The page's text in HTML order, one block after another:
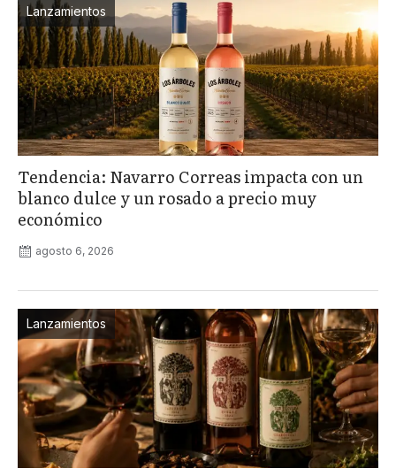
Lanzamientos
Tendencia: Navarro Correas impacta con un
blanco dulce y un rosado a precio muy
económico
agosto 6, 2026
Lanzamientos